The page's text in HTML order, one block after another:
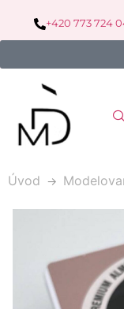
+420 773 724
Úvod